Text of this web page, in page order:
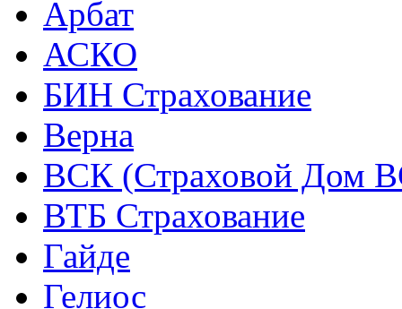
Арбат
АСКО
БИН Страхование
Верна
ВСК (Страховой Дом
ВТБ Страхование
Гайде
Гелиос